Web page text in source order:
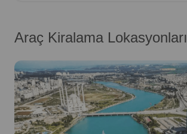
Araç Kiralama Lokasyonları